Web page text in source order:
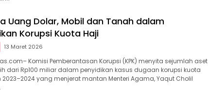
Uang Dolar, Mobil dan Tanah dalam
Korupsi Kuota Haji
13 Maret 2026
Komisi Pemberantasan Korupsi (KPK) menyita sejumlah aset
dari Rp100 miliar dalam penyidikan kasus dugaan korupsi kuota
yang menjerat mantan Menteri Agama, Yaqut Cholil